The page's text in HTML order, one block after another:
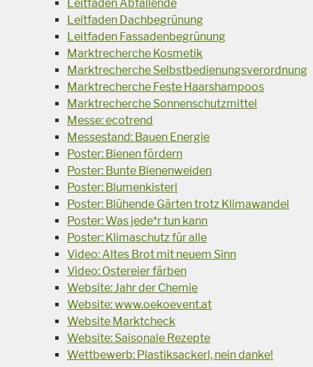
Leitfaden Abfallende
Leitfaden Dachbegrünung
Leitfaden Fassadenbegrünung
Marktrecherche Kosmetik
Marktrecherche Selbstbedienungsverordnung
Marktrecherche Feste Haarshampoos
Marktrecherche Sonnenschutzmittel
Messe: ecotrend
Messestand: Bauen Energie
Poster: Bienen fördern
Poster: Bunte Bienenweiden
Poster: Blumenkisterl
Poster: Blühende Gärten trotz Klimawandel
Poster: Was jede*r tun kann
Poster: Klimaschutz für alle
Video: Altes Brot mit neuem Sinn
Video: Ostereier färben
Website: Jahr der Chemie
Website: www.oekoevent.at
Website Marktcheck
Website: Saisonale Rezepte
Wettbewerb: Plastiksackerl, nein danke!